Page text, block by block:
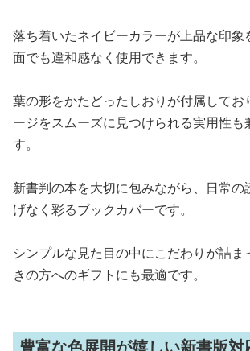
落ち着いたネイビーカラーが上品な印象
面でも違和感なく使用できます。
葉の形をかたどったしおりが付属してお
ージをスムーズに見つけられる実用性も
す。
新書判の本を大切に包みながら、日常の
げなく彩るブックカバーです。
シンプルな見た目の中にこだわりが詰
きの方へのギフトにも最適です。
豊富な色展開が嬉しい新書版